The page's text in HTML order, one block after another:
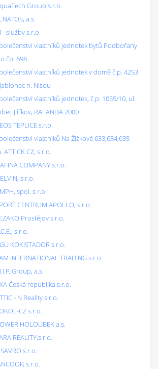
Group s.r.o.
a.s.
- služby s.r.o.
vlastníků jednotek bytů Podbořany
čp. 698
vlastníků jednotek v domě č.p. 4253
n. Nisou
vlastníků jednotek, č.p. 1055/10, ul.
Jiříkov, RAFANDA 2000
TEPLICE s.r.o.
vlastníků Na Žižkově 633,634,635
ATTICK CZ, s.r.o.
COMPANY s.r.o.
s.r.o.
spol. s r.o.
CENTRUM APOLLO, s.r.o.
Prostějov s.r.o.
s.r.o.
KOKISTADOR s.r.o.
INTERNATIONAL TRADING s.r.o.
Group, a.s.
Česká republika s.r.o.
- N Reality s.r.o.
CZ s.r.o.
HOLOUBEK a.s.
REALITY,s.r.o.
s.r.o.
s.r.o.